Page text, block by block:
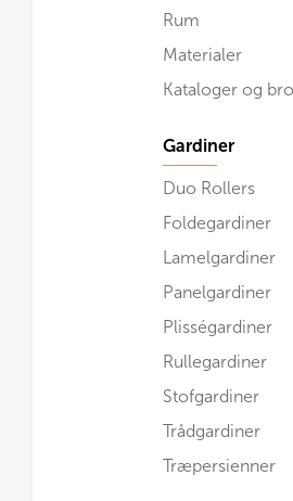
Rum
Materialer
Kataloger og
Gardiner
Duo Rollers
Foldegardiner
Lamelgardiner
Panelgardiner
Plisségardiner
Rullegardiner
Stofgardiner
Trådgardiner
Træpersienner